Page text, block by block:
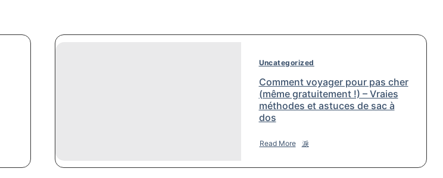
Uncategorized
Comment voyager pour pas cher
(même gratuitement !) – Vraies
méthodes et astuces de sac à
dos
Read More